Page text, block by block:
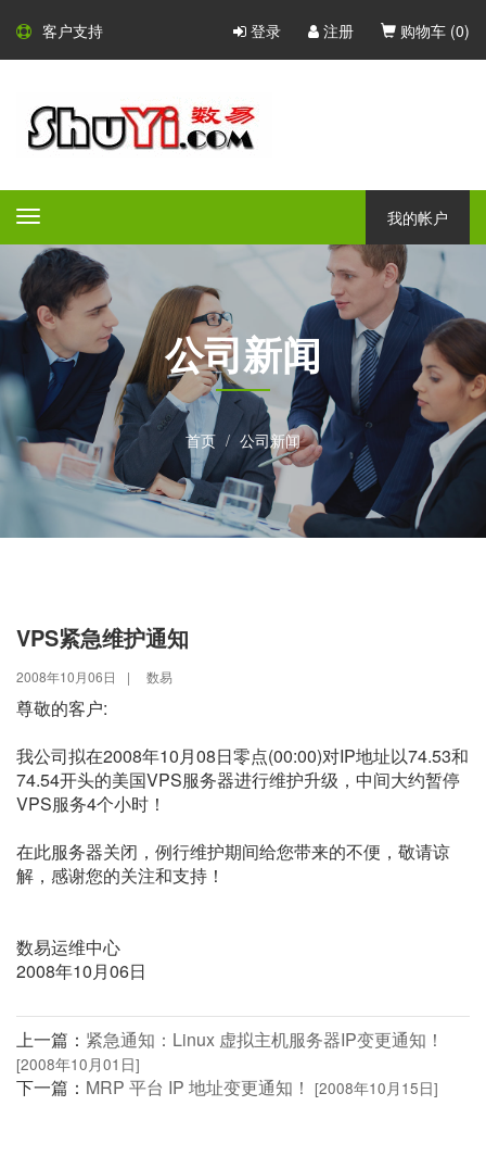
客户支持 登录 注册 购物车 (0)
Toggle
navigation
我的帐户
公司新闻
首页 公司新闻
VPS紧急维护通知
2008年10月06日 | 数易
尊敬的客户:
我公司拟在2008年10月08日零点(00:00)对IP地址以74.53和
74.54开头的美国VPS服务器进行维护升级，中间大约暂停
VPS服务4个小时！
在此服务器关闭，例行维护期间给您带来的不便，敬请谅
解，感谢您的关注和支持！
数易运维中心
2008年10月06日
上一篇： 紧急通知：Linux 虚拟主机服务器IP变更通知！
[2008年10月01日]
下一篇： MRP 平台 IP 地址变更通知！ [2008年10月15日]